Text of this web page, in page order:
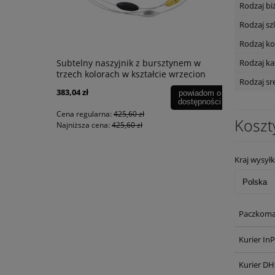
Subtelny naszyjnik z bursztynem w
trzech kolorach w kształcie wrzecion
383,04 zł
Cena regularna: 425,60 zł
Najniższa cena: 425,60 zł
powiadom o
dostępności
(srebro)
Najniższa
Rodzaj
Rodzaj
Rodzaj
Rodzaj
Rodzaj
Kraj
Kurier
Kurier